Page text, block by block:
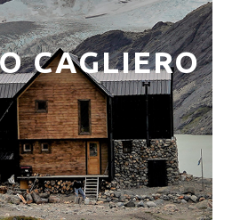
CAGLIERO